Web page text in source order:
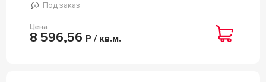
Под заказ
Цена
8 596,56 Р / кв.м.